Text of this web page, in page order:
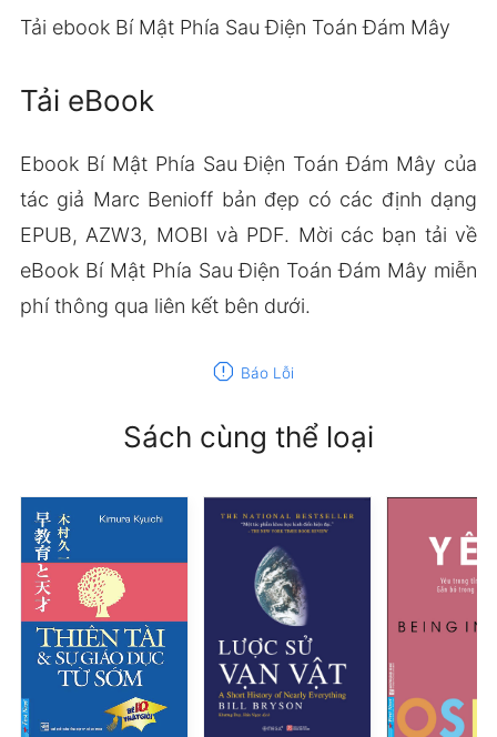
Tải ebook Bí Mật Phía Sau Điện Toán Đám Mây
Tải eBook
Ebook Bí Mật Phía Sau Điện Toán Đám Mây của
tác giả Marc Benioff bản đẹp có các định dạng
EPUB, AZW3, MOBI và PDF. Mời các bạn tải về
eBook Bí Mật Phía Sau Điện Toán Đám Mây miễn
phí thông qua liên kết bên dưới.
report Báo Lỗi
Sách cùng thể loại